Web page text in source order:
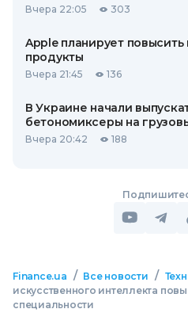
Вчера 22:05 303
Apple планирует
продукты
Вчера 21:45 136
В Украине начали
бетономиксеры на
Вчера 20:42 188
Finance.ua / Все новости /
искусственного интеллекта
специальности